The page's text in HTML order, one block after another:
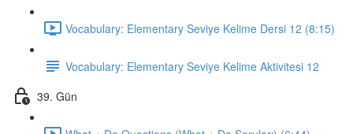
Vocabulary: Elementary Seviye Kelime Dersi 12 (8:15)
Vocabulary: Elementary Seviye Kelime Aktivitesi 12
39. Gün